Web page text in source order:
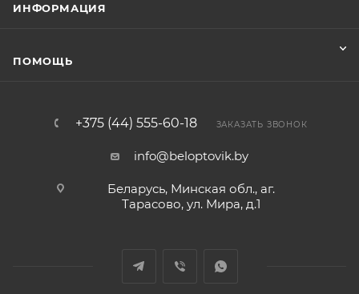
ИНФОРМАЦИЯ
ПОМОЩЬ
+375 (44) 555-60-18 ЗАКАЗАТЬ ЗВОНОК
info@beloptovik.by
Беларусь, Минская обл., аг.
Тарасово, ул. Мира, д.1